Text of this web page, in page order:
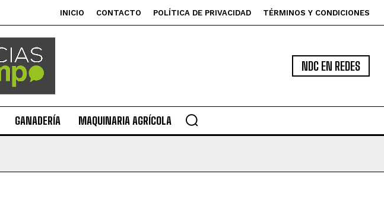
INICIO CONTACTO POLÍTICA DE PRIVACIDAD TÉRMINOS Y CONDICIONES
NDC EN REDES
GANADERÍA MAQUINARIA AGRÍCOLA